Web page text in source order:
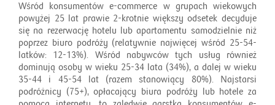
Wśród konsumentów e-commerce w grupach wiekowych
powyżej 25 lat prawie 2-krotnie większy odsetek decyduje
się na rezerwację hotelu lub apartamentu samodzielnie niż
poprzez biuro podróży (relatywnie najwięcej wśród 25-54-
latków: 12-13%). Wśród nabywców tych usług również
dominują osoby w wieku 25-34 lata (34%), a dalej w wieku
35-44 i 45-54 lat (razem stanowiący 80%). Najstarsi
podróżnicy (75+), opłacający biura podróży lub hotele za